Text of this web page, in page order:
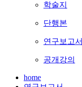
학술지
단행본
연구보고서
공개강의
home